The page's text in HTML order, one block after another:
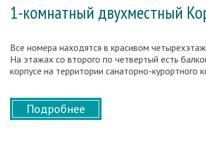
1-комнатный двухместный
Все номера находятся в красивом
На этажах со второго по четвертый есть
корпусе на территории санаторно-курортного
Подробнее